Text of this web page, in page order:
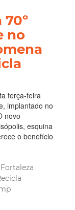
no
terça-feira
implantado no
novo
esquina
o benefício